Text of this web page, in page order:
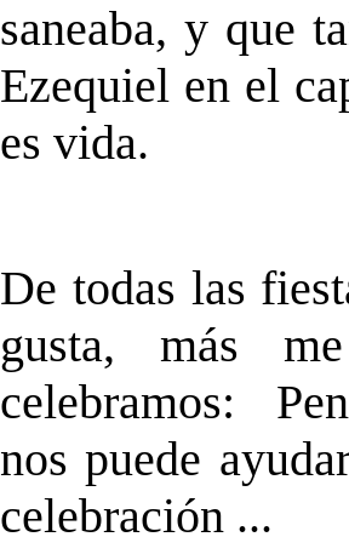
saneaba, y que
Ezequiel en el
es vida.
De todas las
gusta, más
celebramos:
nos puede
celebración ...